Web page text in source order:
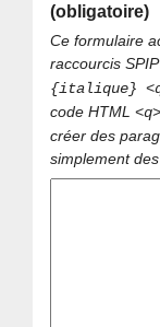
(obligatoire)
Ce formulaire
raccourcis SPIP
{italique}
code HTML
créer des
simplement